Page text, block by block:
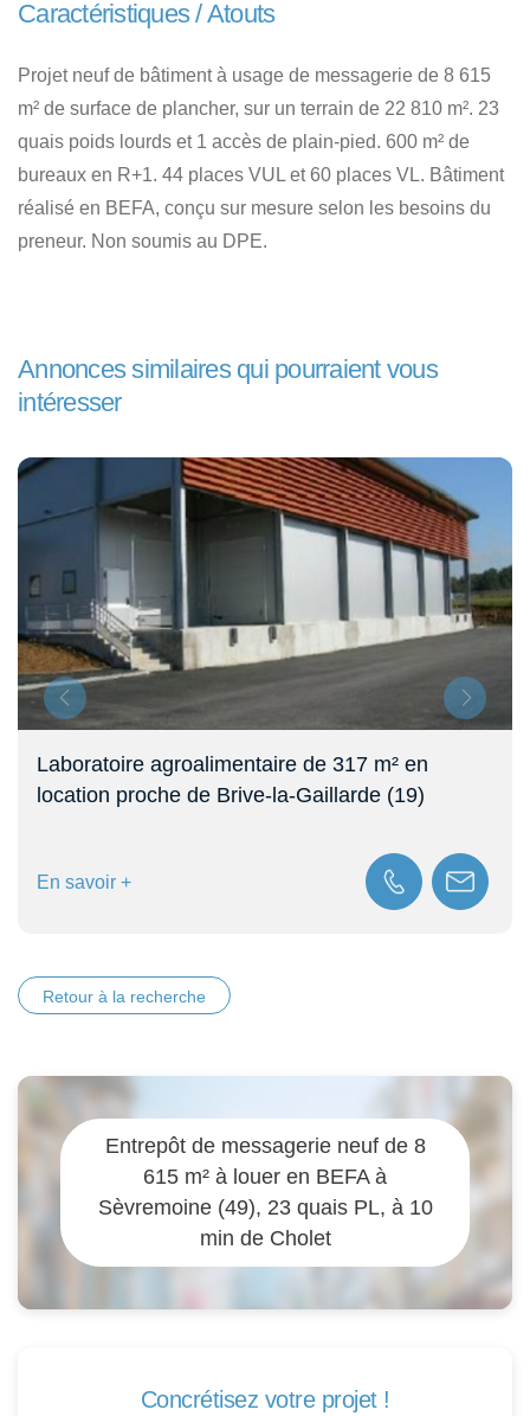
Caractéristiques / Atouts
Projet neuf de bâtiment à usage de messagerie de 8 615
m² de surface de plancher, sur un terrain de 22 810 m². 23
quais poids lourds et 1 accès de plain-pied. 600 m² de
bureaux en R+1. 44 places VUL et 60 places VL. Bâtiment
réalisé en BEFA, conçu sur mesure selon les besoins du
preneur. Non soumis au DPE.
Annonces similaires qui pourraient vous
intéresser
Laboratoire agroalimentaire de 317 m² en
location proche de Brive-la-Gaillarde (19)
En savoir +
Retour à la recherche
Entrepôt de messagerie neuf de 8
615 m² à louer en BEFA à
Sèvremoine (49), 23 quais PL, à 10
min de Cholet
Concrétisez votre projet !